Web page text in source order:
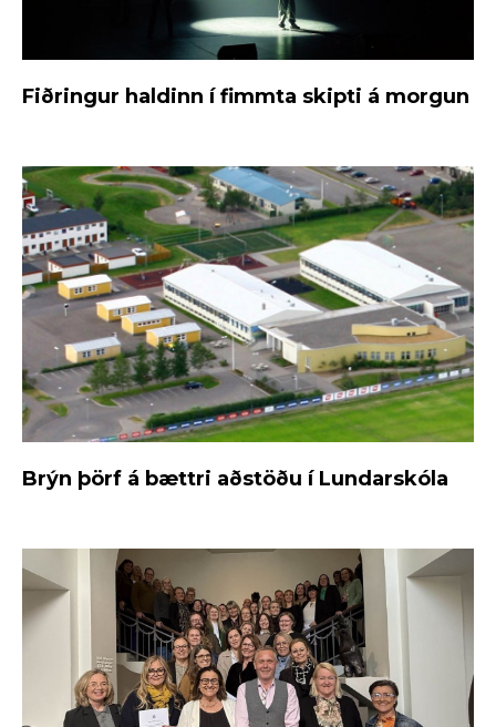
Fiðringur haldinn í fimmta skipti á morgun
Brýn þörf á bættri aðstöðu í Lundarskóla